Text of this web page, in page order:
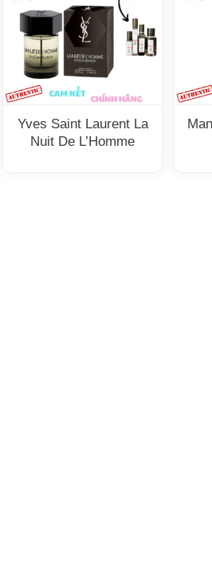
Yves Saint Laurent La
Nuit De L’Homme